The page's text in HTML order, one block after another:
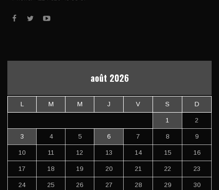
août 2026
L M M J V S D
1 2
3 4 5 6 7 8 9
10 11 12 13 14 15 16
17 18 19 20 21 22 23
24 25 26 27 28 29 30